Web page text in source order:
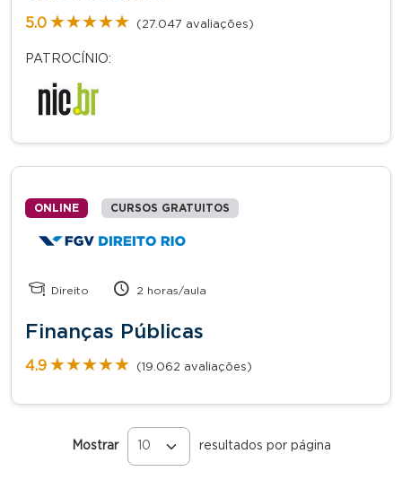
5.0 ★★★★★
★★★★★ (27.047 avaliações)
PATROCÍNIO:
ONLINE CURSOS GRATUITOS
Direito 2 horas/aula
Finanças Públicas
4.9 ★★★★★
★★★★★ (19.062 avaliações)
Mostrar resultados por página